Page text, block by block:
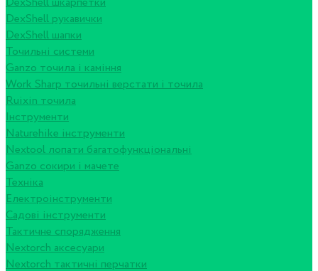
DexShell рукавички
DexShell шапки
Точильні системи
Ganzo точила і каміння
Work Sharp точильні верстати і точила
Ruixin точила
Інструменти
Naturehike інструменти
Nextool лопати багатофункціональні
Ganzo сокири і мачете
Техніка
Електроінструменти
Садові інструменти
Тактичне спорядження
Nextorch аксесуари
Nextorch тактичні перчатки